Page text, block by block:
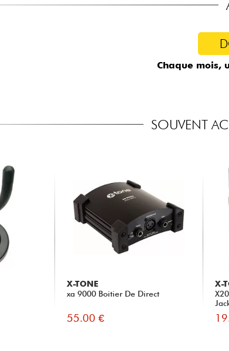
Chaque mois,
SOUVENT
X-TONE
xa 9000 Boitier De Direct
55.00 €
X-